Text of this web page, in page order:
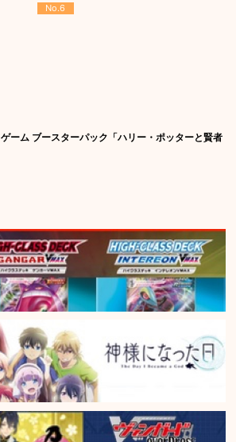
No.6
ム ブースターパック「ハリー・ポッターと賢者